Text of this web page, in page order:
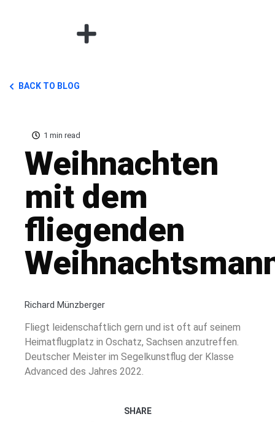
BACK TO BLOG
1 min read
Weihnachten
mit dem
fliegenden
Richard Münzberger
Fliegt leidenschaftlich gern und ist oft auf seinem
Heimatflugplatz in Oschatz, Sachsen anzutreffen.
Deutscher Meister im Segelkunstflug der Klasse
Advanced des Jahres 2022.
SHARE